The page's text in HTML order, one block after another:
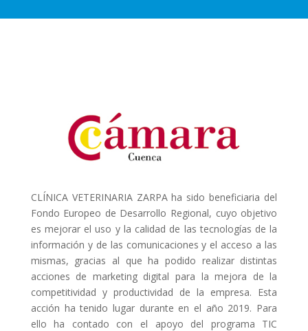
CLÍNICA VETERINARIA ZARPA ha sido beneficiaria del
Fondo Europeo de Desarrollo Regional, cuyo objetivo
es mejorar el uso y la calidad de las tecnologías de la
información y de las comunicaciones y el acceso a las
mismas, gracias al que ha podido realizar distintas
acciones de marketing digital para la mejora de la
competitividad y productividad de la empresa. Esta
acción ha tenido lugar durante en el año 2019. Para
ello ha contado con el apoyo del programa TIC